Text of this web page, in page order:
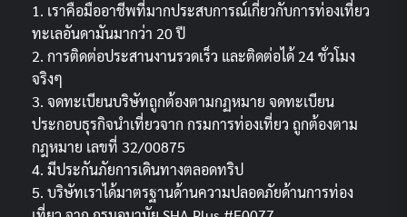
1. เราคือมืออาชีพที่มากประสบการณ์เกี่ยวกับการท่องเที่ยว
ทะเลอันดามันมากว่า 20 ปี
2. การติดต่อประสานงานรวดเร็ว และติดต่อได้ 24 ชั่วโมง
จริงๆ
3. จดทะเบียนบริษัทถูกต้องตามกฏหมาย จดทะเบียน
ประกอบธุรกิจนำเที่ยวจาก กรมการท่องเที่ยว ถูกต้องตาม
กฎหมาย เลขที่ 32/00875
4. มีประกันภัยการเดินทางตลอดทริป
5. บริษัทเราได้มาตรฐานด้านความปลอดภัยด้านการท่อง